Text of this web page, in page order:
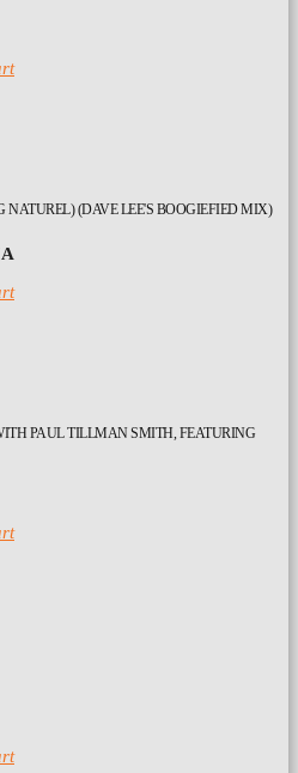
NATUREL) (DAVE LEE'S BOOGIEFIED MIX)
PAUL TILLMAN SMITH, FEATURING